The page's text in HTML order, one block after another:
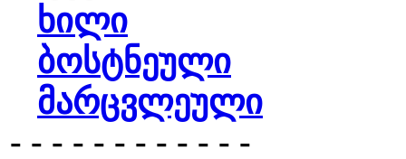
ხილი
ბოსტნეული
მარცვლეული
- - - - - - - - - - - -